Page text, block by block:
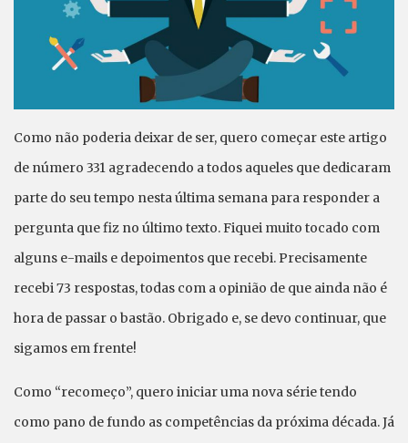
Como não poderia deixar de ser, quero começar este artigo
de número 331 agradecendo a todos aqueles que dedicaram
parte do seu tempo nesta última semana para responder a
pergunta que fiz no último texto. Fiquei muito tocado com
alguns e-mails e depoimentos que recebi. Precisamente
recebi 73 respostas, todas com a opinião de que ainda não é
hora de passar o bastão. Obrigado e, se devo continuar, que
sigamos em frente!
Como “recomeço”, quero iniciar uma nova série tendo
como pano de fundo as competências da próxima década. Já